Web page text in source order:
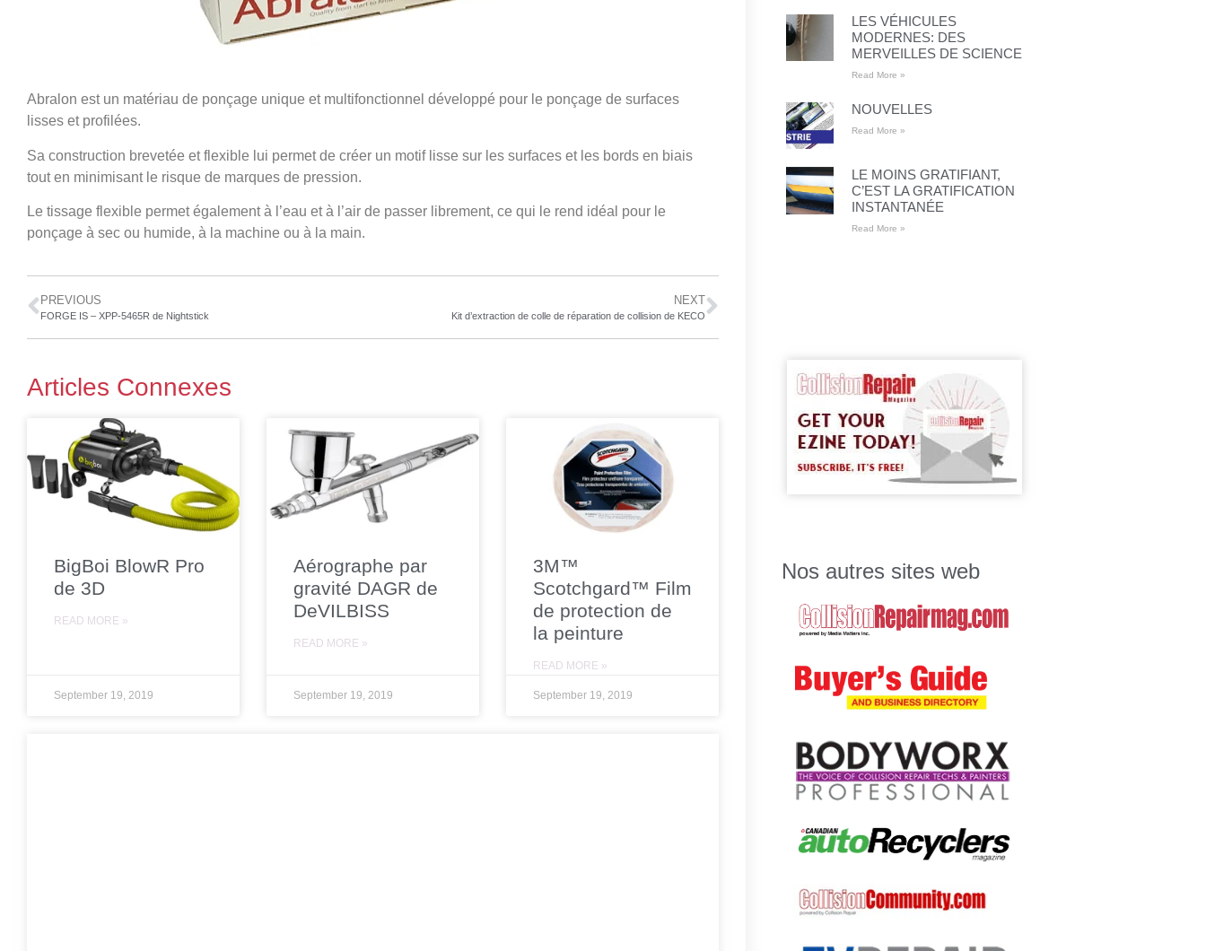
Abralon est un matériau de ponçage unique et multifonctionnel développé pour le ponçage de surfaces
lisses et profilées.
Sa construction brevetée et flexible lui permet de créer un motif lisse sur les surfaces et les bords en biais
tout en minimisant le risque de marques de pression.
Le tissage flexible permet également à l’eau et à l’air de passer librement, ce qui le rend idéal pour le
ponçage à sec ou humide, à la machine ou à la main.
PREVIOUS
FORGE IS – XPP-5465R de Nightstick
NEXT
Kit d’extraction de colle de réparation de collision de KECO
Articles Connexes
BigBoi BlowR Pro
de 3D
READ MORE »
September 19, 2019
Aérographe par
gravité DAGR de
DeVILBISS
READ MORE »
September 19, 2019
3M™
Scotchgard™ Film
de protection de
la peinture
READ MORE »
September 19, 2019
LES VÉHICULES
MODERNES: DES
MERVEILLES DE SCIENCE
Read More »
NOUVELLES
Read More »
LE MOINS GRATIFIANT,
C’EST LA GRATIFICATION
INSTANTANÉE
Read More »
Nos autres sites web